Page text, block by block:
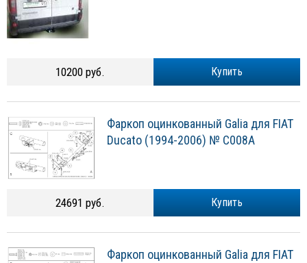
Купить
10200 руб.
Фаркоп оцинкованный Galia для FIAT
Ducato (1994-2006) № C008A
Купить
24691 руб.
Фаркоп оцинкованный Galia для FIAT